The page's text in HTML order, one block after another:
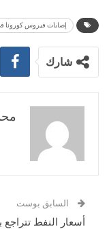
إصابات فيروس كورونا
شارك
السابق بوست
أسعار النفط تتراجع